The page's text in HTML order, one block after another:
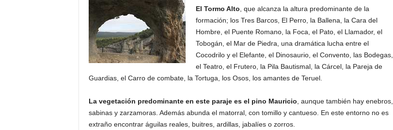
El Tormo Alto, que alcanza la altura predominante de la
formación; los Tres Barcos, El Perro, la Ballena, la Cara del
Hombre, el Puente Romano, la Foca, el Pato, el Llamador, el
Tobogán, el Mar de Piedra, una dramática lucha entre el
Cocodrilo y el Elefante, el Dinosaurio, el Convento, las Bodegas,
el Teatro, el Frutero, la Pila Bautismal, la Cárcel, la Pareja de
Guardias, el Carro de combate, la Tortuga, los Osos, los amantes de Teruel.
La vegetación predominante en este paraje es el pino Mauricio, aunque también hay enebros,
sabinas y zarzamoras. Además abunda el matorral, con tomillo y cantueso. En este entorno no es
extraño encontrar águilas reales, buitres, ardillas, jabalíes o zorros.